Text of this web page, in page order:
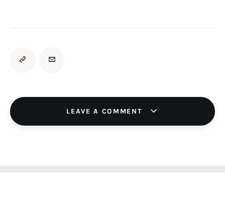
LEAVE A COMMENT